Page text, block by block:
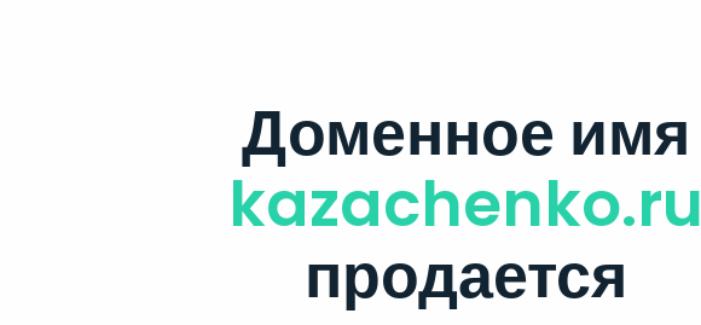
Доменное имя
kazachenko.ru
продается